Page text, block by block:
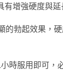
增強硬度與延
勃起效果，
時服用即可